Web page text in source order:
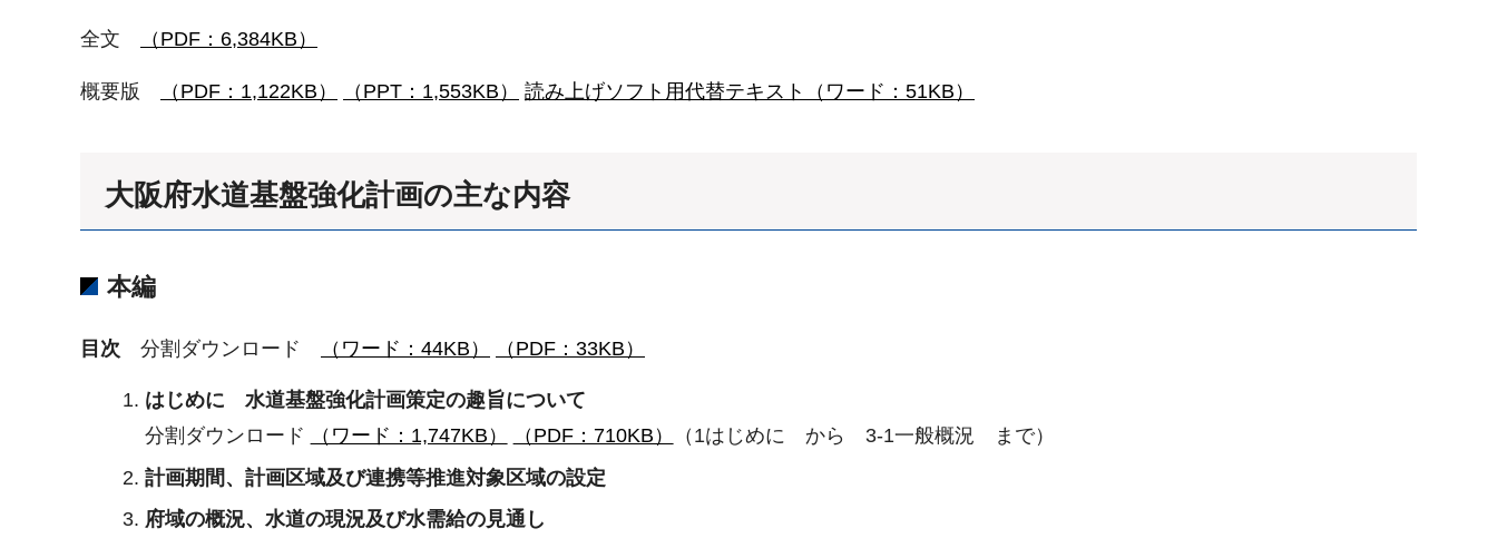
全文 （PDF：6,384KB）
概要版 （PDF：1,122KB） （PPT：1,553KB） 読み上げソフト用代替テキスト（ワード：51KB）
大阪府水道基盤強化計画の主な内容
本編
目次 分割ダウンロード （ワード：44KB） （PDF：33KB）
はじめに 水道基盤強化計画策定の趣旨について
分割ダウンロード
（ワード：1,747KB） （PDF：710KB）
（1はじめに から 3-1一般概況 まで）
計画期間、計画区域及び連携等推進対象区域の設定
府域の概況、水道の現況及び水需給の見通し